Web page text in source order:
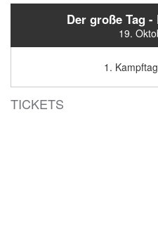
Der große Tag
19.
1.
TICKETS